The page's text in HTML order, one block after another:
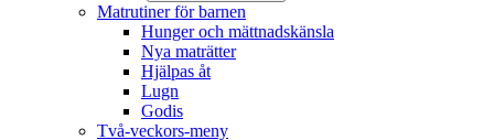
Matrutiner för barnen
Hunger och mättnadskänsla
Nya maträtter
Hjälpas åt
Lugn
Godis
Två-veckors-meny